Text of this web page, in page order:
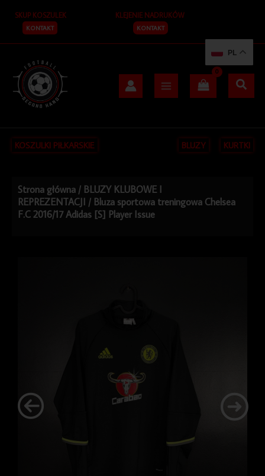
treści
SKUP KOSZULEK
KONTAKT
KLEJENIE NADRUKÓW
KONTAKT
KOSZULKI PIŁKARSKIE BLUZY KURTKI
Strona główna / BLUZY KLUBOWE I
REPREZENTACJI / Bluza sportowa treningowa Chelsea
F.C 2016/17 Adidas [S] Player Issue
PL